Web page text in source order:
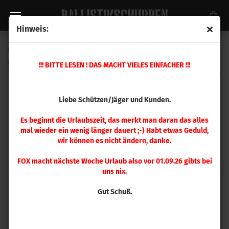
Hinweis:
!!! BITTE LESEN ! DAS MACHT VIELES EINFACHER !!!
Liebe Schützen/Jäger und Kunden.
Es beginnt die Urlaubszeit, das merkt man daran das alles
mal wieder ein wenig länger dauert ;-) Habt etwas Geduld,
wir können es nicht ändern, danke.
FOX macht nächste Woche Urlaub also vor 01.09.26 gibts bei
uns nix.
Gut Schuß.
A-Zoom .270 WSM Pufferpatrone 2 Stück
12219)